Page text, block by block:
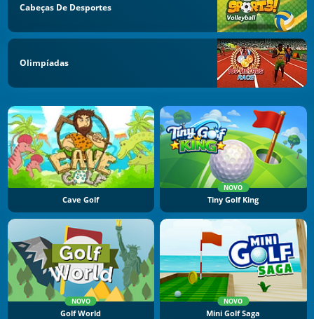
Cabeças De Desportes
Olimpíadas
Cave Golf
NOVO
Tiny Golf King
NOVO
Golf World
NOVO
Mini Golf Saga